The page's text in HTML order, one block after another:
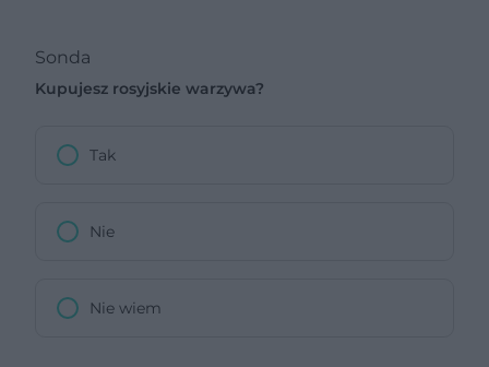
Sonda
Kupujesz rosyjskie warzywa?
Tak
Nie
Nie wiem